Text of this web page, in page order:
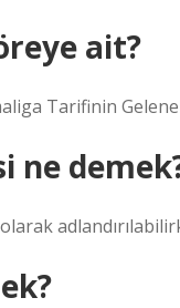
ait?
Tarifinin
ne
olarak